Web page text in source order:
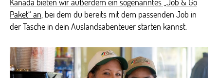
Paket“ an , bei dem du bereits mit dem passenden Job in
der Tasche in dein Auslandsabenteuer starten kannst.